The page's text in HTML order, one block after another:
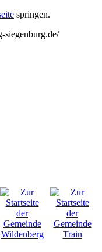
springen.
siegenburg.de/